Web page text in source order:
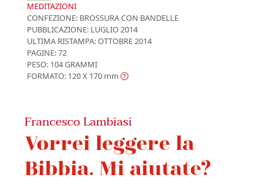
MEDITAZIONI
CONFEZIONE: BROSSURA CON BANDELLE
PUBBLICAZIONE: LUGLIO 2014
ULTIMA RISTAMPA:OTTOBRE 2014
PAGINE: 72
PESO: 104 GRAMMI
FORMATO: 120 X 170 mm
Francesco Lambiasi
Vorrei leggere la
Bibbia. Mi aiutate?